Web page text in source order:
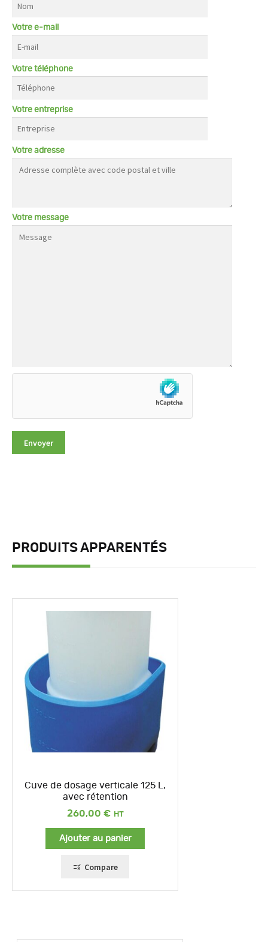
Votre e-mail
Votre téléphone
Votre entreprise
Votre adresse
Votre message
PRODUITS APPARENTÉS
Cuve de dosage verticale 125 L,
avec rétention
260,00 €
Ajouter au panier
Compare